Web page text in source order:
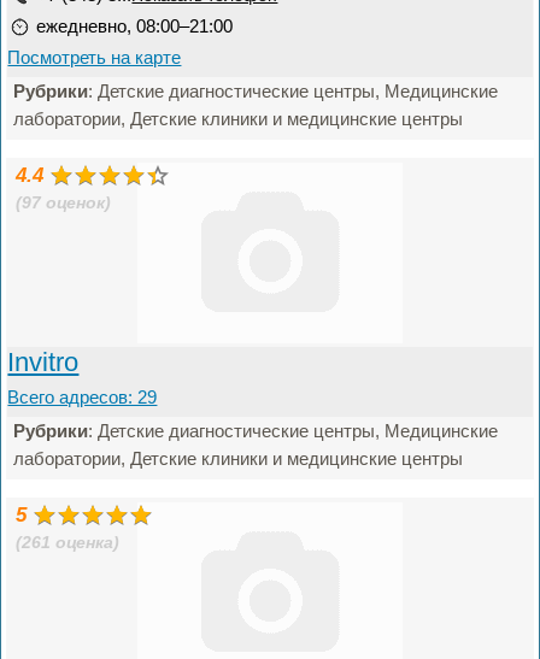
ежедневно, 08:00–21:00
Посмотреть на карте
Рубрики: Детские диагностические центры, Медицинские
лаборатории, Детские клиники и медицинские центры
4.4
(97 оценок)
Invitro
Всего адресов: 29
Рубрики: Детские диагностические центры, Медицинские
лаборатории, Детские клиники и медицинские центры
5
(261 оценка)